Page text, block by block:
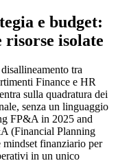
e budget:
isolate
tra
Finance e HR
sulla quadratura dei
senza un linguaggio
FP&A in 2025 and
(Financial Planning
finanziario per
in un unico